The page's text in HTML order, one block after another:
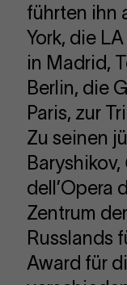
führten ihn
York, die
in Madrid,
Berlin, die
Paris, zur
Zu seinen
Baryshikov,
dell’Opera
Zentrum
Russlands
Award für